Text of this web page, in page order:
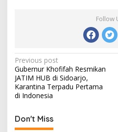
Follow
Post
navigation
Previous post
Gubernur Khofifah Resmikan
JATIM HUB di Sidoarjo,
Karantina Terpadu Pertama
di Indonesia
Don't Miss